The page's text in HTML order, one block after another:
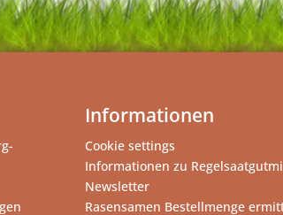
Informationen
Cookie settings
Informationen zu
Newsletter
Rasensamen Bestellmenge